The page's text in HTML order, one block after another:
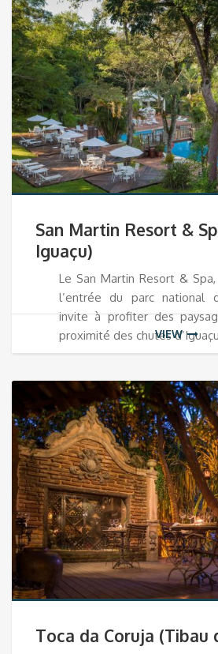
San Martin Resort &
Iguaçu)
Le San Martin Resort &
l’entrée du parc national
invite à profiter des
proximité des chutesVIEW
Toca da Coruja (Tibau